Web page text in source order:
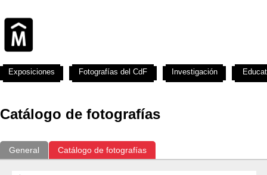
Catálogo de fotografías
General Catálogo de fotografías
Exposiciones Fotografías del CdF Investigación